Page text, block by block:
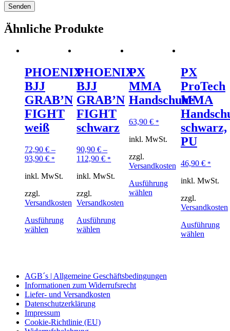
Ähnliche Produkte
PHOENIX
BJJ
GRAB’N
FIGHT
weiß
72,90 € –
93,90 € *
inkl. MwSt.
zzgl.
Versandkosten
Ausführung
wählen
PHOENIX
BJJ
GRAB’N
FIGHT
schwarz
90,90€ –
112,90€ *
inkl. MwSt.
zzgl.
Versandkosten
Ausführung
wählen
PX
MMA
Handschuhe
63,90 € *
inkl. MwSt.
zzgl.
Versandkosten
Ausführung
wählen
PX
ProTech
MMA
schwarz,
PU
46,90 € *
inkl. MwSt.
zzgl.
Versandkosten
Ausführung
wählen
AGB´s | Allgemeine Geschäftsbedingungen
Informationen zum Widerrufsrecht
Liefer- und Versandkosten
Datenschutzerklärung
Impressum
Cookie-Richtlinie (EU)